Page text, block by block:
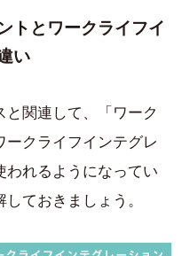
トとワークライフイ
い
関連して、「ワーク
ークライフインテグレ
われるようになってい
ておきましょう。